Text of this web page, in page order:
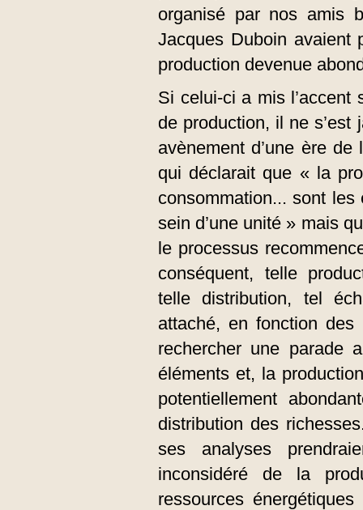
organisé par nos amis
Jacques Duboin avaient
production devenue
Si celui-ci a mis l’accent
de production, il ne s’est
avènement d’une ère
qui déclarait que « la
consommation... sont les
sein d’une unité » mais
le processus
conséquent, telle
telle distribution, tel
attaché, en fonction
rechercher une parade
éléments et, la
potentiellement
distribution des
ses analyses
inconsidéré de la
ressources